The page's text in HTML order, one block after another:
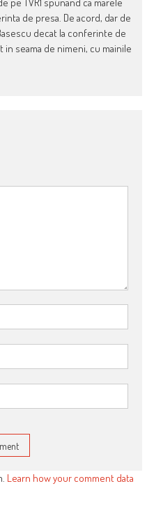
pe TVR1 spunand ca marele
de presa. De acord, dar de
decat la conferinte de
in seama de nimeni, cu mainile
Learn how your comment data